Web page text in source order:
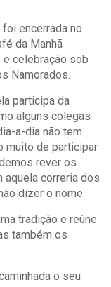
encerrada no
da Manhã
celebração sob
Namorados.
participa da
alguns colegas
a-dia não tem
muito de participar
rever os
aquela correria dos
dizer o nome.
tradição e reúne
também os
o seu